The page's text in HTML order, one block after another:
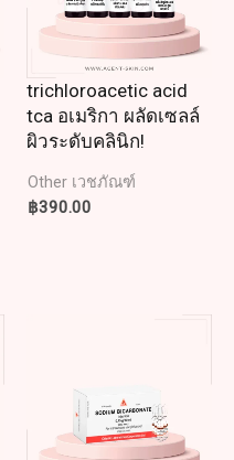
trichloroacetic acid
tca อเมริกา ผลัดเซลล์
ผิวระดับคลินิก!
Other เวชภัณฑ์
฿390.00